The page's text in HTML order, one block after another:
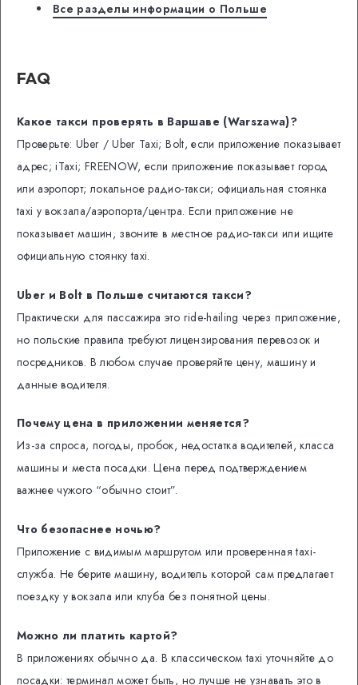
Все разделы информации о Польше
FAQ
Какое такси проверять в Варшаве (Warszawa)?
Проверьте: Uber / Uber Taxi; Bolt, если приложение показывает
адрес; iTaxi; FREENOW, если приложение показывает город
или аэропорт; локальное радио-такси; официальная стоянка
taxi у вокзала/аэропорта/центра. Если приложение не
показывает машин, звоните в местное радио-такси или ищите
официальную стоянку taxi.
Uber и Bolt в Польше считаются такси?
Практически для пассажира это ride-hailing через приложение,
но польские правила требуют лицензирования перевозок и
посредников. В любом случае проверяйте цену, машину и
данные водителя.
Почему цена в приложении меняется?
Из-за спроса, погоды, пробок, недостатка водителей, класса
машины и места посадки. Цена перед подтверждением
важнее чужого “обычно стоит”.
Что безопаснее ночью?
Приложение с видимым маршрутом или проверенная taxi-
служба. Не берите машину, водитель которой сам предлагает
поездку у вокзала или клуба без понятной цены.
Можно ли платить картой?
В приложениях обычно да. В классическом taxi уточняйте до
посадки: терминал может быть, но лучше не узнавать это в